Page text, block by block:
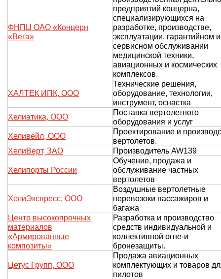
ФНПЦ ОАО «Концерн
«Вега»
предприятий концерна,
специализирующихся на
разработке, производстве,
эксплуатации, гарантийном и
сервисном обслуживании
медицинской техники,
авиационных и космических
комплексов.
ХАЛТЕК ИПК, ООО
Технические решения,
оборудование, технологии,
инструмент, оснастка
Хелиатика, ООО
Поставка вертолетного
оборудования и услуг
Хеливейл, ООО
Проектирование и
вертолетов.
ХелиВерт, ЗАО
Производитель AW139
Хелипорты России
Обучение, продажа и
обслуживание частных
вертолетов
ХелиЭкспресс, ООО
Воздушные вертолетные
перевозоки пассажиров и
багажа
Центр высокопрочных
материалов
«Армированные
композиты»
Разработка и производство
средств индивидуальной и
коллективной огне-и
бронезащиты.
Цетус Групп, ООО
Продажа авиационных
комплектующих и товаров
пилотов